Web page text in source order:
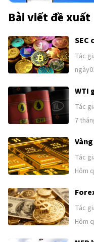
thành viên không
đó là Nga.
Bài viết đề xuất
SEC
trái
đầu
Tác
WTI
bối
được
Tác
7
đây
Fed
Tác
Hôm
chú
phi
Tác
Hôm